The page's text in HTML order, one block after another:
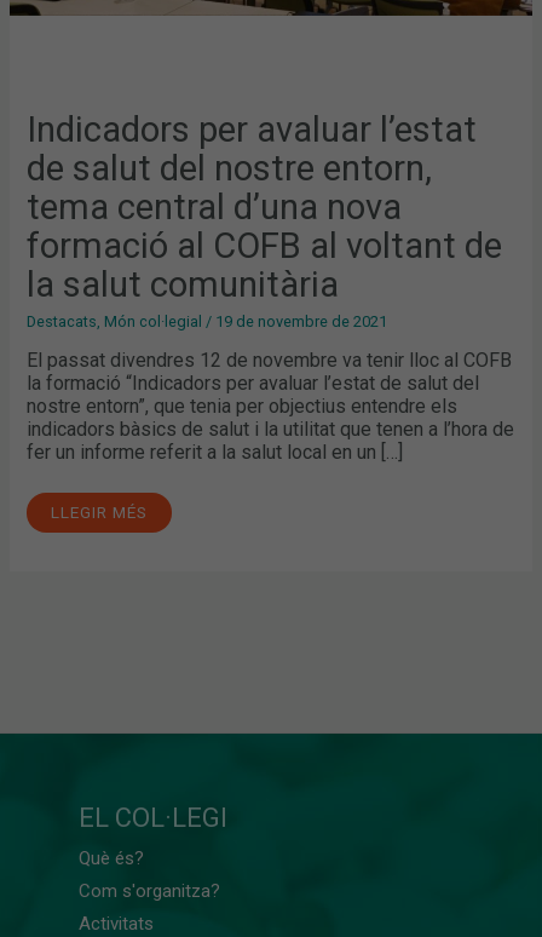
Indicadors per avaluar l’estat
de salut del nostre entorn,
tema central d’una nova
formació al COFB al voltant de
la salut comunitària
Destacats, Món col·legial / 19 de novembre de 2021
El passat divendres 12 de novembre va tenir lloc al COFB
la formació “Indicadors per avaluar l’estat de salut del
nostre entorn”, que tenia per objectius entendre els
indicadors bàsics de salut i la utilitat que tenen a l’hora de
fer un informe referit a la salut local en un […]
VOLTANT
LLEGIR MÉS
EL COL·LEGI
Què és?
Com s'organitza?
Activitats